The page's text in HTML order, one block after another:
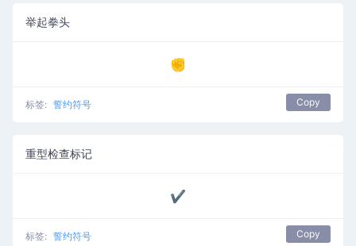
举起拳头
✊
标签: 誓约符号 Copy
重型检查标记
✔
标签: 誓约符号 Copy